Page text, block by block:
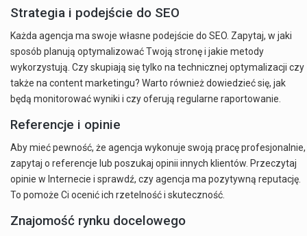
Strategia i podejście do SEO
Każda agencja ma swoje własne podejście do SEO. Zapytaj, w jaki
sposób planują optymalizować Twoją stronę i jakie metody
wykorzystują. Czy skupiają się tylko na technicznej optymalizacji czy
także na content marketingu? Warto również dowiedzieć się, jak
będą monitorować wyniki i czy oferują regularne raportowanie.
Referencje i opinie
Aby mieć pewność, że agencja wykonuje swoją pracę profesjonalnie,
zapytaj o referencje lub poszukaj opinii innych klientów. Przeczytaj
opinie w Internecie i sprawdź, czy agencja ma pozytywną reputację.
To pomoże Ci ocenić ich rzetelność i skuteczność.
Znajomość rynku docelowego